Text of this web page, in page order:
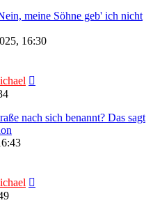
meine Söhne geb' ich nicht
16:30
nach sich benannt? Das sagt